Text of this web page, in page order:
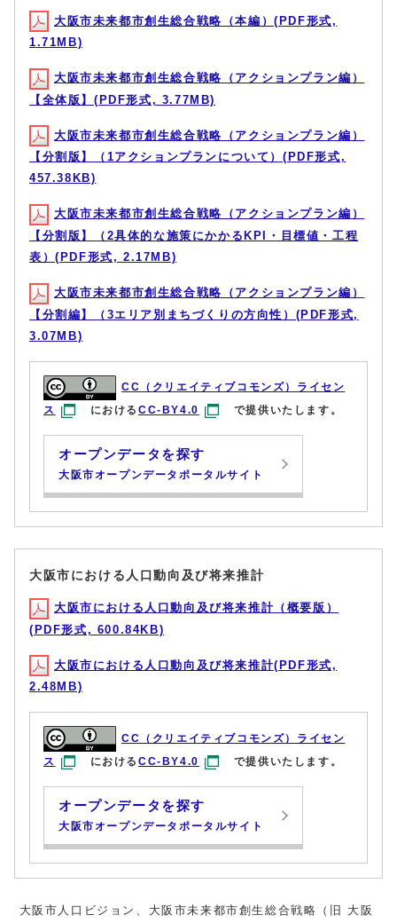
大阪市未来都市創生総合戦略（本編）(PDF形式,
1.71MB)
大阪市未来都市創生総合戦略（アクションプラン編）
【全体版】(PDF形式, 3.77MB)
大阪市未来都市創生総合戦略（アクションプラン編）
【分割版】（1アクションプランについて）(PDF形式,
457.38KB)
大阪市未来都市創生総合戦略（アクションプラン編）
【分割版】（2具体的な施策にかかるKPI・目標値・工程
表）(PDF形式, 2.17MB)
大阪市未来都市創生総合戦略（アクションプラン編）
【分割編】（3エリア別まちづくりの方向性）(PDF形式,
3.07MB)
CC（クリエイティブコモンズ）ライセン
ス
におけるCC-BY4.0 で提供いたします。
オープンデータを探す
大阪市オープンデータポータルサイト
大阪市における人口動向及び将来推計
大阪市における人口動向及び将来推計（概要版）
(PDF形式, 600.84KB)
大阪市における人口動向及び将来推計(PDF形式,
2.48MB)
CC（クリエイティブコモンズ）ライセン
ス
におけるCC-BY4.0 で提供いたします。
オープンデータを探す
大阪市オープンデータポータルサイト
大阪市人口ビジョン、大阪市未来都市創生総合戦略（旧 大阪